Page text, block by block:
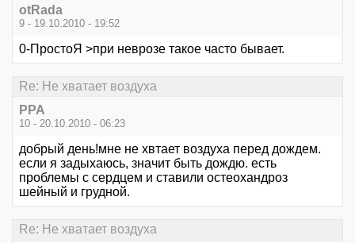
otRada
9 - 19.10.2010 - 19:52
0-ПростоЯ >при неврозе такое часто бывает.
Re: Не хватает воздуха
РРА
10 - 20.10.2010 - 06:23
добрый день!мне не хвтает воздуха перед дождем.
если я задыхаюсь, значит быть дождю. есть
проблемы с сердцем и ставили остеохандроз
шейный и грудной.
Re: Не хватает воздуха